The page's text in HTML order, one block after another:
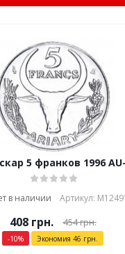
5 франков 1996
в наличии Артикул:
408грн. 454грн.
-10% Экономия 46 грн.